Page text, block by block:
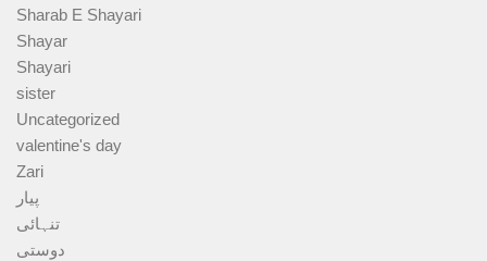
Sharab E Shayari
Shayar
Shayari
sister
Uncategorized
valentine's day
Zari
پیار
تنہائی
دوستی